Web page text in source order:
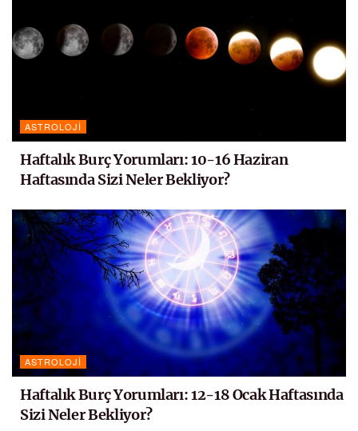
ASTROLOJI
Haftalık Burç Yorumları: 10-16 Haziran
Haftasında Sizi Neler Bekliyor?
ASTROLOJI
Haftalık Burç Yorumları: 12-18 Ocak Haftasında
Sizi Neler Bekliyor?